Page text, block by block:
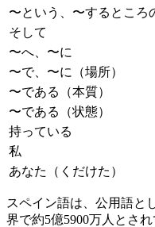
〜という、〜するところ
そして
〜へ、〜に
〜で、〜に（場所）
〜である（本質）
〜である（状態）
持っている
私
あなた（くだけた）
スペイン語は、公用語と
界で約5億5900万人とさ